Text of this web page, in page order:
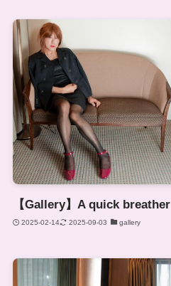
【Gallery】A quick breather
2025-02-14 2025-09-03 gallery